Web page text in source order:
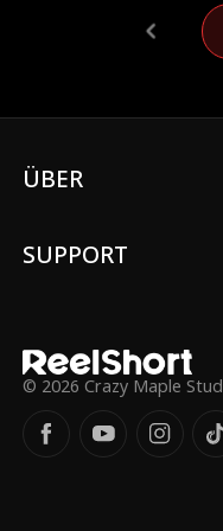
ÜBER
SUPPORT
© 2026 Crazy Maple